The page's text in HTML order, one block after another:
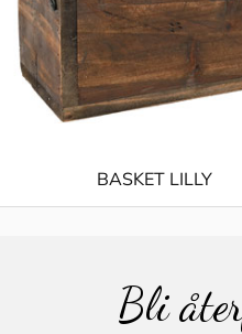
BASKET LILLY
Bli